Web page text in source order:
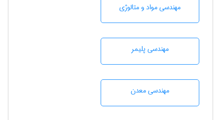
مهندسی مواد و متالوژی
مهندسی پليمر
مهندسی معدن